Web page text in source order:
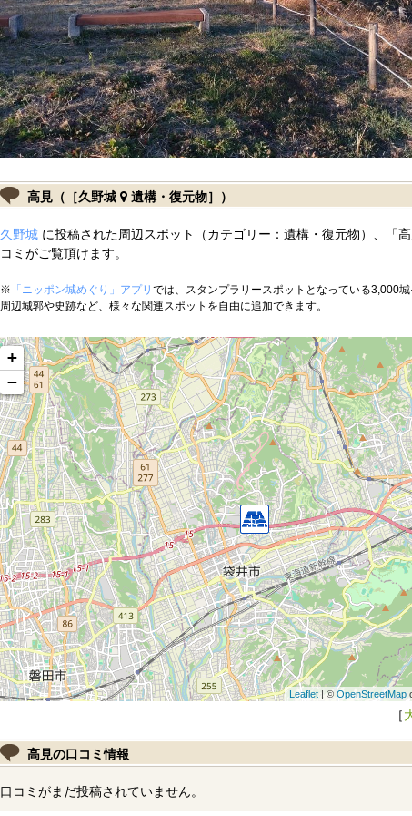
高見（［久野城 遺構・復元物］）
久野城に投稿された周辺スポット（カテゴリー：遺構・復元物）、「
コミがご覧頂けます。
※ 「ニッポン城めぐり」アプリ では、スタンプラリースポットとなっている3,000城
周辺城郭や史跡など、様々な関連スポットを自由に追加できます。
+
−
Leaflet| © OpenStreetMap
［
高見の口コミ情報
口コミがまだ投稿されていません。